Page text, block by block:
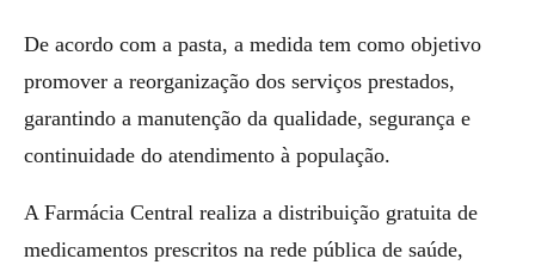
De acordo com a pasta, a medida tem como objetivo
promover a reorganização dos serviços prestados,
garantindo a manutenção da qualidade, segurança e
continuidade do atendimento à população.
A Farmácia Central realiza a distribuição gratuita de
medicamentos prescritos na rede pública de saúde,